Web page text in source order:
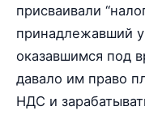
присваивали
принадлежавший
оказавшимся под
давало им право
НДС и